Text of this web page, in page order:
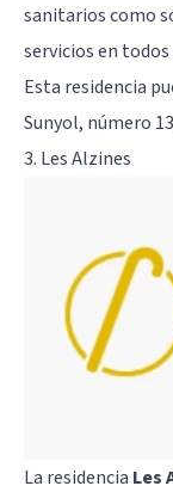
sanitarios como
servicios en
Esta residencia
Sunyol, número
3. Les Alzines
La residencia Les